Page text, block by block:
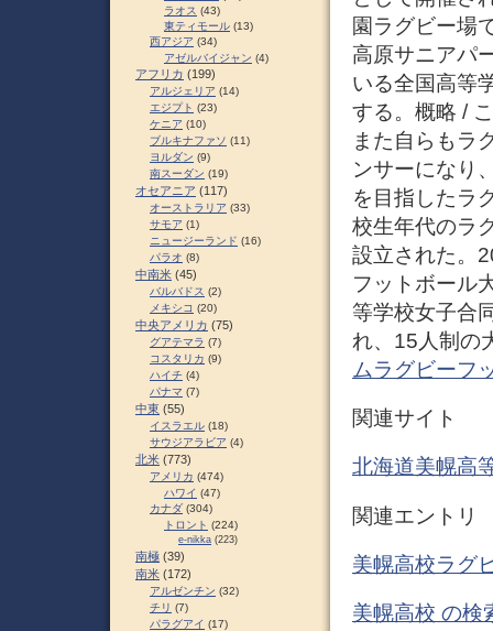
園ラグビー場
高原サニアパ
いる全国高等
する。概略 /
また自らもラ
ンサーになり
を目指したラ
校生年代のラ
設立された。
フットボール
等学校女子合
れ、15人制の
ムラグビーフ
関連サイト
北海道美幌高
関連エントリ
美幌高校ラグ
美幌高校 の検
ラオス (43)
東ティモール (13)
西アジア (34)
アゼルバイジャン (4)
アフリカ (199)
アルジェリア (14)
エジプト (23)
ケニア (10)
ブルキナファソ (11)
ヨルダン (9)
南スーダン (19)
オセアニア (117)
オーストラリア (33)
サモア (1)
ニュージーランド (16)
パラオ (8)
中南米 (45)
バルバドス (2)
メキシコ (20)
中央アメリカ (75)
グアテマラ (7)
コスタリカ (9)
ハイチ (4)
パナマ (7)
中東 (55)
イスラエル (18)
サウジアラビア (4)
北米 (773)
アメリカ (474)
ハワイ (47)
カナダ (304)
トロント (224)
e-nikka (223)
南極 (39)
南米 (172)
アルゼンチン (32)
チリ (7)
パラグアイ (17)